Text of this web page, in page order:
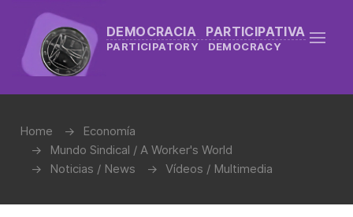
DEMOCRACIA PARTICIPATIVA
PARTICIPATORY DEMOCRACY
Home
Economía
Mundo Sindical / A Worker's World
Noticias / News
Vídeos / Multimedia